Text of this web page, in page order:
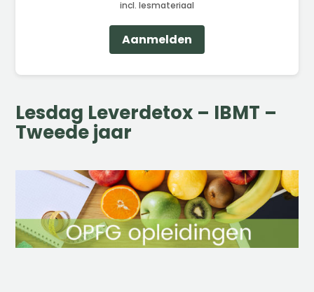
Lesdag Leverdetox – IBMT –
Tweede jaar
incl. lesmateriaal
Aanmelden